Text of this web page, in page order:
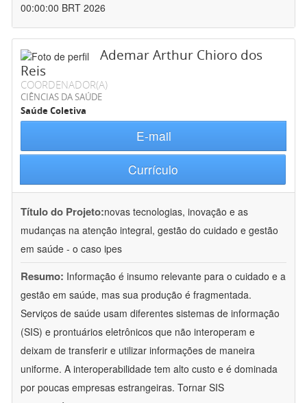
00:00:00 BRT 2026
Ademar Arthur Chioro dos
Reis
COORDENADOR(A)
CIÊNCIAS DA SAÚDE
Saúde Coletiva
E-mail
Currículo
Título do Projeto:novas tecnologias, inovação e as
mudanças na atenção integral, gestão do cuidado e gestão
em saúde - o caso ipes
Resumo: Informação é insumo relevante para o cuidado e a
gestão em saúde, mas sua produção é fragmentada.
Serviços de saúde usam diferentes sistemas de informação
(SIS) e prontuários eletrônicos que não interoperam e
deixam de transferir e utilizar informações de maneira
uniforme. A interoperabilidade tem alto custo e é dominada
por poucas empresas estrangeiras. Tornar SIS